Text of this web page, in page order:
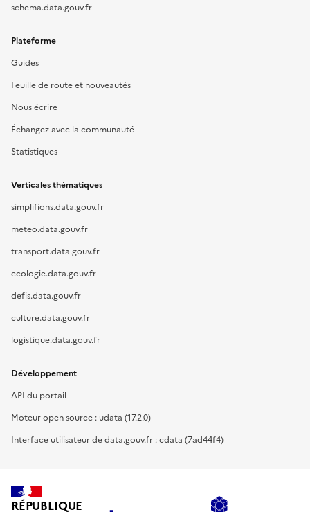
schema.data.gouv.fr
Plateforme
Guides
Feuille de route et nouveautés
Nous écrire
Échangez avec la communauté
Statistiques
Verticales thématiques
simplifions.data.gouv.fr
meteo.data.gouv.fr
transport.data.gouv.fr
ecologie.data.gouv.fr
defis.data.gouv.fr
culture.data.gouv.fr
logistique.data.gouv.fr
Développement
API du portail
Moteur open source : udata (17.2.0)
Interface utilisateur de data.gouv.fr : cdata (7ad44f4)
RÉPUBLIQUE